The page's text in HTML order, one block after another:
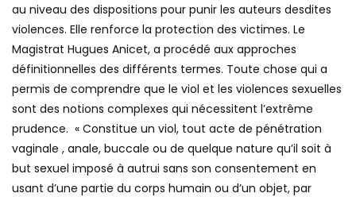
au niveau des dispositions pour punir les auteurs desdites
violences. Elle renforce la protection des victimes. Le
Magistrat Hugues Anicet, a procédé aux approches
définitionnelles des différents termes. Toute chose qui a
permis de comprendre que le viol et les violences sexuelles
sont des notions complexes qui nécessitent l’extrême
prudence. « Constitue un viol, tout acte de pénétration
vaginale , anale, buccale ou de quelque nature qu’il soit à
but sexuel imposé à autrui sans son consentement en
usant d’une partie du corps humain ou d’un objet, par